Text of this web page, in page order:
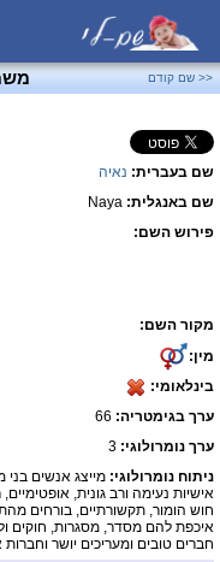
<< שם קודם
שם בעברית: נאיה
שם באנגלית: Naya
פירוש השם:
מקור השם:
מין:
בינלאומי:
ערך בגימטריה:
ערך נומרולוגי: 3
ניתוח נומרולוגי: מייצג אנשים בני
אישיות נעימה ורב גונית,
חוש הומור, תקשורתיים, בורחים
איכפת להם מסדר, מסגרות, חוקים
חברים טובים ומעריכים יושר